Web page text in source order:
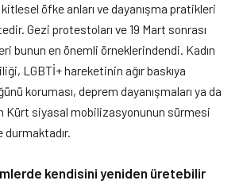
öfke anları ve dayanışma pratikleri
Gezi protestoları ve 19 Mart sonrası
bunun en önemli örneklerindendi. Kadın
LGBTİ+ hareketinin ağır baskıya
koruması, deprem dayanışmaları ya da
Kürt siyasal mobilizasyonunun sürmesi
durmaktadır.
kendisini yeniden üretebilir